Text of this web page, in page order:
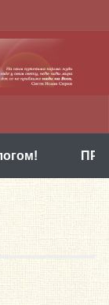
ПРВИ ПАКЕТ